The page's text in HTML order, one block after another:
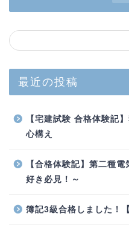
最近の投稿
【宅建試験 合格体験記
心構え
【合格体験記】第二種
好き必見！～
簿記3級合格しました！